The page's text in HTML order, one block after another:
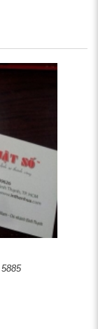
5885